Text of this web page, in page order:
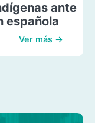
ante
española
Ver más →